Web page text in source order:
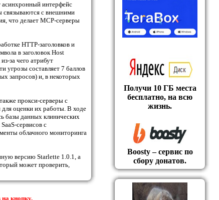
асинхронный интерфейс
связываются с внешними
что делает MCP-серверы
HTTP-заголовков и
в заголовок Host
за чего атрибут
угрозы составляет 7 баллов
запросов) и, в некоторых
прокси-серверы с
оценки их работы. В ходе
базы данных клинических
сервисов с
облачного мониторинга
версию Starlette 1.0.1, а
может проверить,
на кнопку.
Получи 10 ГБ места
бесплатно, на всю
жизнь.
Boosty – сервис по
сбору донатов.